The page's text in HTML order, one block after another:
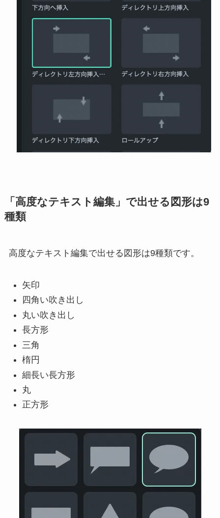
「高度なテキスト編集」で出せる図形は9
種類
高度なテキスト編集で出せる図形は9種類です。
矢印
四角い吹き出し
丸い吹き出し
長方形
三角
楕円
細長い長方形
丸
正方形